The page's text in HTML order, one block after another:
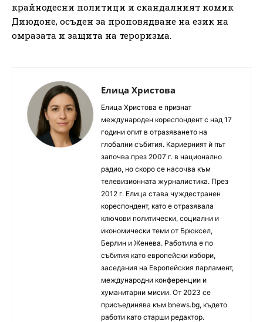
крайнодесни политици и скандалният комик
Диюдоне, осъден за проповядване на език на
омразата и защита на тероризма.
Елица Христова
Елица Христова е признат
международен кореспондент с над 17
години опит в отразяването на
глобални събития. Кариерният ѝ път
започва през 2007 г. в национално
радио, но скоро се насочва към
телевизионната журналистика. През
2012 г. Елица става чуждестранен
кореспондент, като е отразявала
ключови политически, социални и
икономически теми от Брюксел,
Берлин и Женева. Работила е по
събития като европейски избори,
заседания на Европейския парламент,
международни конференции и
хуманитарни мисии. От 2023 се
присъединява към bnews.bg, където
работи като старши редактор.